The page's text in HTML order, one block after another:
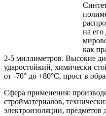
на
как
2-5 миллиметров. Высокие
ударостойкий, химически
от -70° до +80°С, прост в
Сфера применения:
стройматериалов,
электроизоляции, предметов